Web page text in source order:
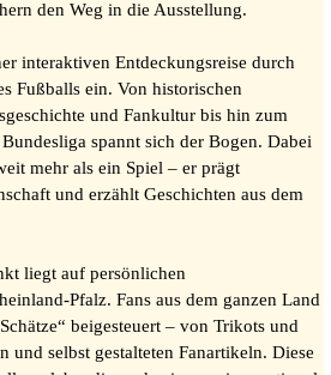
den Weg in die Ausstellung.
interaktiven Entdeckungsreise durch
Fußballs ein. Von historischen
und Fankultur bis hin zum
spannt sich der Bogen. Dabei
mehr als ein Spiel – er prägt
und erzählt Geschichten aus dem
liegt auf persönlichen
Pfalz. Fans aus dem ganzen Land
beigesteuert – von Trikots und
und selbst gestalteten Fanartikeln. Diese